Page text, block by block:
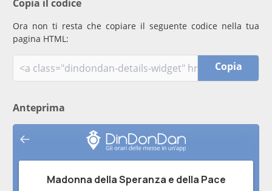
Copia il codice
Ora non ti resta che copiare il seguente codice nella tua
pagina HTML:
Copia
Anteprima